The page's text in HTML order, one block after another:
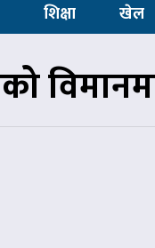
शिक्षा खेल